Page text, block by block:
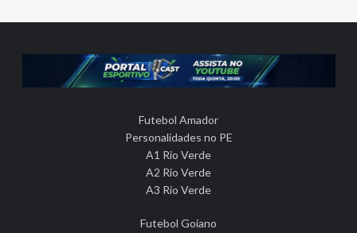
Futebol Amador
Personalidades no PE
A1 Rio Verde
A2 Rio Verde
A3 Rio Verde
Futebol Goiano